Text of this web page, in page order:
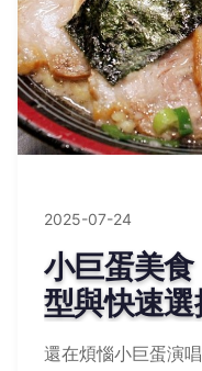
2025-07-24
小巨蛋美
型與快速
還在煩惱小巨蛋演